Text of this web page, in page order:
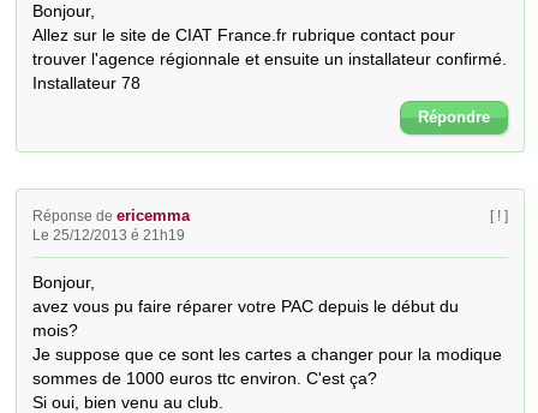
Bonjour,
Allez sur le site de CIAT France.fr rubrique contact pour
trouver l'agence régionnale et ensuite un installateur confirmé.
Installateur 78
Répondre
Réponse deericemma
Le 25/12/2013 é 21h19
[ ! ]
Bonjour,
avez vous pu faire réparer votre PAC depuis le début du
mois?
Je suppose que ce sont les cartes a changer pour la modique
sommes de 1000 euros ttc environ. C'est ça?
Si oui, bien venu au club.